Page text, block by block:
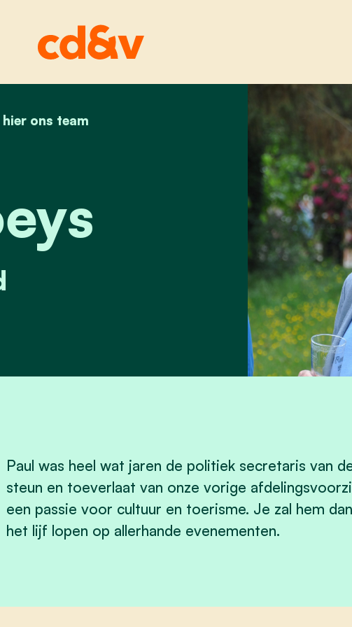
ons team
Paul was heel wat jaren de politiek secretaris van
steun en toeverlaat van onze vorige
een passie voor cultuur en toerisme. Je zal hem
het lijf lopen op allerhande evenementen.